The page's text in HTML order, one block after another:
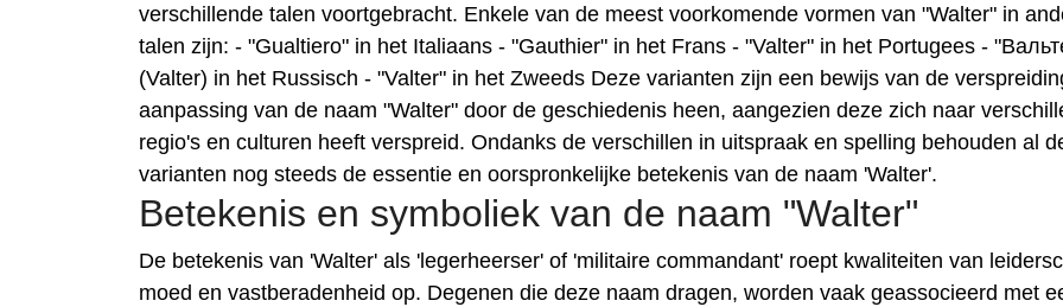
verschillende talen voortgebracht. Enkele van de meest voorkomende vormen van "Walter" in
talen zijn: - "Gualtiero" in het Italiaans - "Gauthier" in het Frans - "Valter" in het Portugees -
(Valter) in het Russisch - "Valter" in het Zweeds Deze varianten zijn een bewijs van de
aanpassing van de naam "Walter" door de geschiedenis heen, aangezien deze zich naar
regio's en culturen heeft verspreid. Ondanks de verschillen in uitspraak en spelling behouden al
varianten nog steeds de essentie en oorspronkelijke betekenis van de naam 'Walter'.
Betekenis en symboliek van de naam "Walter"
De betekenis van 'Walter' als 'legerheerser' of 'militaire commandant' roept kwaliteiten van
moed en vastberadenheid op. Degenen die deze naam dragen, worden vaak geassocieerd met